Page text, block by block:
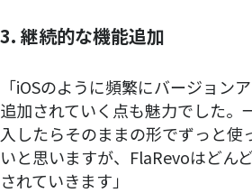
3. 継続的な機能追加
「iOSのように頻繁にバージョン
追加されていく点も魅力でした。
入したらそのままの形でずっと使
いと思いますが、FlaRevoはどん
されていきます」